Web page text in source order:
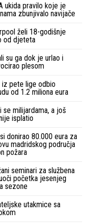
ukida pravilo koje je
zbunjivalo navijače
želi 18-godišnje
od djeteta
su ga dok je urlao i
plesom
iz pete lige odbio
od 1.2 miliona eura
se milijardama, a još
isplatio
donirao 80.000 eura za
madridskog područja
požara
seminari za službena
početka jesenjeg
sezone
utakmice sa